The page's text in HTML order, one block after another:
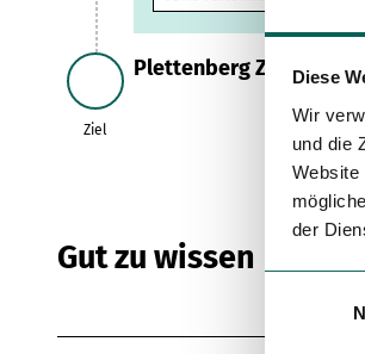
Diese
Wir
und die
Website
der
n
Ziel
Ziel
Plettenberg Zentrum
Gut zu wissen